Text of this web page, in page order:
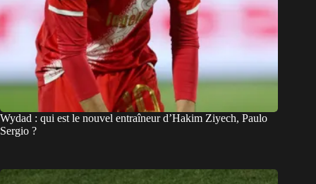
Wydad : qui est le nouvel entraîneur d’Hakim Ziyech, Paulo
Sergio ?